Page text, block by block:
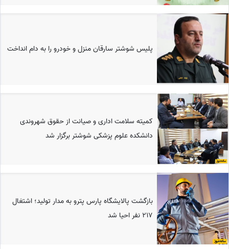
پلیس شوشتر سارقان منزل و خودرو را به دام انداخت
کمیته سلامت اداری و صیانت از حقوق شهروندی
دانشکده علوم پزشکی شوشتر برگزار شد
بازگشت پالایشگاه پارس پترو به مدار تولید؛ اشتغال
217 نفر احیا شد